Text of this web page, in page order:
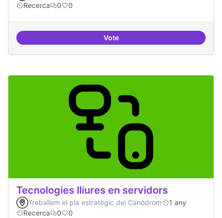
Recerca
0 0
VoteTemes: Intel·ligència artificial
Tecnologies lliures en servidors
Treballem el pla estratègic del Canòdrom
1 any
Recerca
0 0